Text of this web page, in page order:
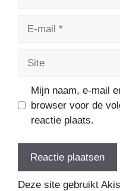
Mijn naam, e-mail
browser voor de
reactie plaats.
Deze site gebruikt